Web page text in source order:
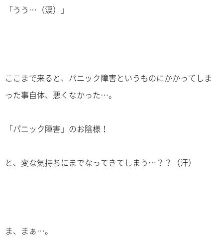
「うう…（涙）」
ここまで来ると、パニック障害というものにかかってしま
った事自体、悪くなかった…。
「パニック障害」のお陰様！
と、変な気持ちにまでなってきてしまう…？？（汗）
ま、まぁ…。